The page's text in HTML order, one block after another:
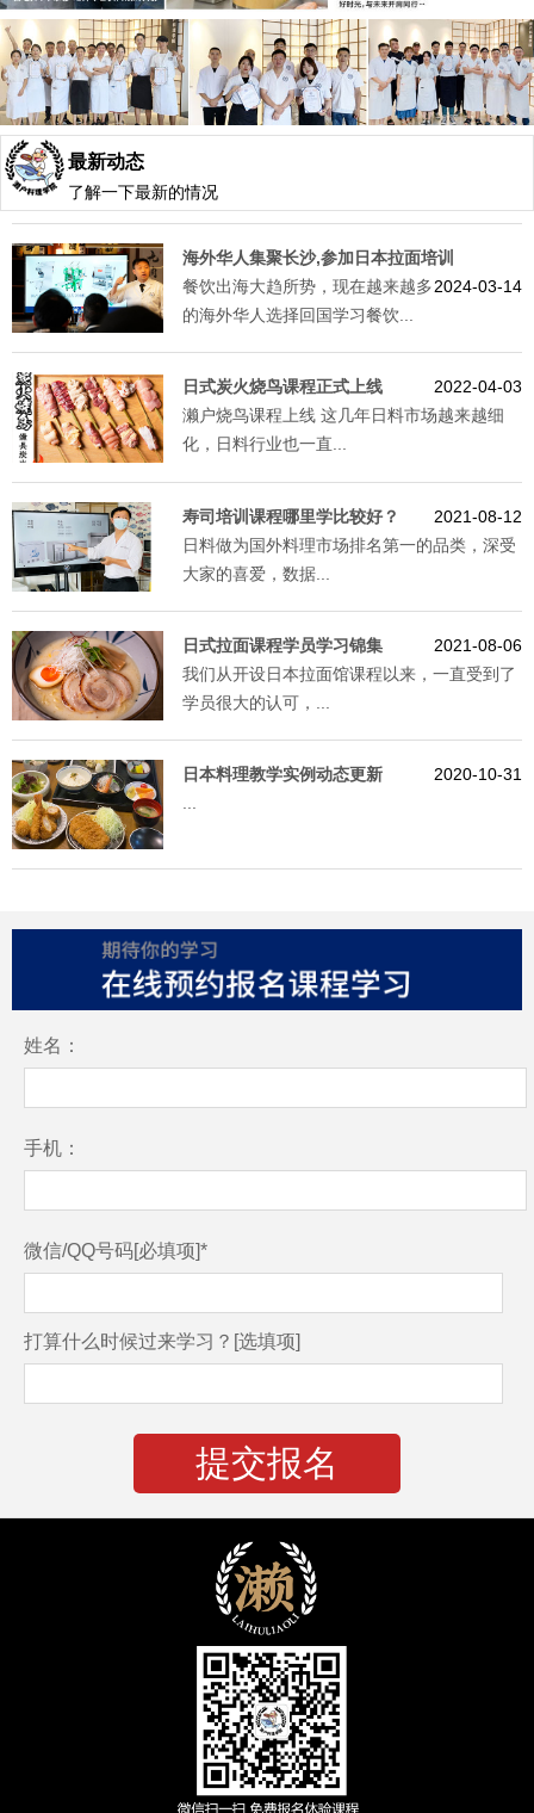
最新动态
了解一下最新的情况
海外华人集聚长沙,参加日本拉面培训
2024-03-14
餐饮出海大趋所势，现在越来越多
的海外华人选择回国学习餐饮...
日式炭火烧鸟课程正式上线
2022-04-03
濑户烧鸟课程上线 这几年日料市场越来越细
化，日料行业也一直...
寿司培训课程哪里学比较好？
2021-08-12
日料做为国外料理市场排名第一的品类，深受
大家的喜爱，数据...
日式拉面课程学员学习锦集
2021-08-06
我们从开设日本拉面馆课程以来，一直受到了
学员很大的认可，...
日本料理教学实例动态更新
2020-10-31
姓名：
手机：
微信/QQ号码[必填项]*
打算什么时候过来学习？[选填项]